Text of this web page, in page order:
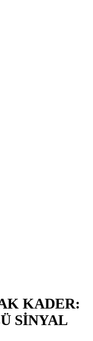
KADER:
SİNYAL